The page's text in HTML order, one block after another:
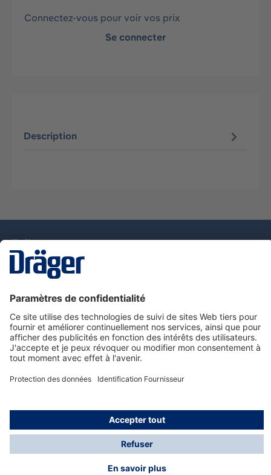
Connectez-vous pour voir vos prix
Se connecter
Description
Nous contacter
Service de e-commande Dräger
Informations sur les produits
© Dräger France SAS, 2024
*Prix hors taxe. Frais de gestion et de livraison standard
offerts; Indépendamment de la valeur ou du volume de